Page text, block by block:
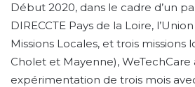
Début 2020, dans le cadre d’un
DIRECCTE Pays de la Loire,
Missions Locales, et trois missions
Cholet et Mayenne),
expérimentation de trois mois